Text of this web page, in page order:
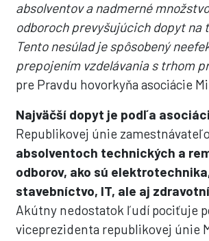
absolventov a nadmerné
odboroch prevyšujúcich dopyt na
Tento nesúlad je spôsobený
prepojením vzdelávania s trhom
pre Pravdu hovorkyňa asociácie
Najväčší dopyt je podľa
Republikovej únie
absolventoch technických a
odborov, ako sú
stavebníctvo, IT, ale aj
Akútny nedostatok ľudí pociťuje
viceprezidenta republikovej únie